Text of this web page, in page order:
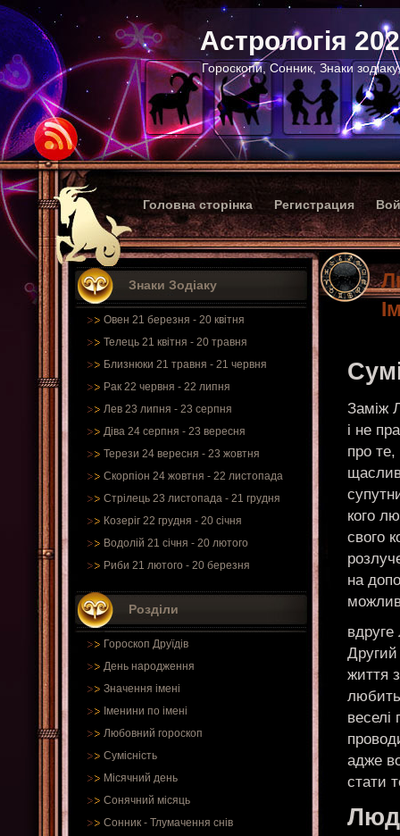
Астрологія
Гороскопи, Сонник, Знаки
Головна сторінка Регистрация
Знаки Зодіаку
Овен 21 березня - 20 квітня
Телець 21 квітня - 20 травня
Близнюки 21 травня - 21 червня
Рак 22 червня - 22 липня
Лев 23 липня - 23 серпня
Діва 24 серпня - 23 вересня
Терези 24 вересня - 23 жовтня
Скорпіон 24 жовтня - 22 листопада
Стрілець 23 листопада - 21 грудня
Козеріг 22 грудня - 20 січня
Водолій 21 січня - 20 лютого
Риби 21 лютого - 20 березня
Розділи
Гороскоп Друїдів
День народження
Значення імені
Іменини по імені
Любовний гороскоп
Сумісність
Місячний день
Сонячний місяць
Сонник - Тлумачення снів
Заміж
і не
про те,
кого
свого
на
життя
адже
стати